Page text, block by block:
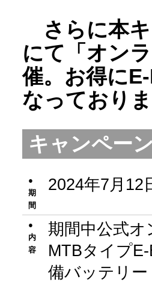
さらに本キ
にて「オン
催。お得に
なっておりま
キャンペー
●
期
間
2024年7月12
●
内
容
期間中公式
MTBタイプ
備バッテリ